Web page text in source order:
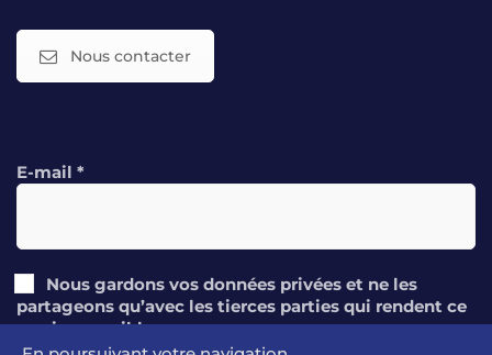
Nous contacter
E-mail *
Nous gardons vos données privées et ne les
partageons qu’avec les tierces parties qui rendent ce
service possible.